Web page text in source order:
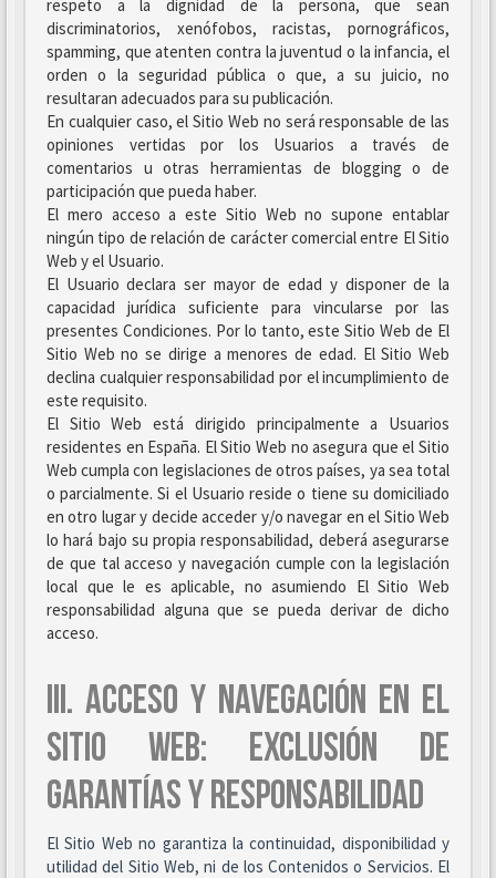
respeto a la dignidad de la persona, que sean
discriminatorios, xenófobos, racistas, pornográficos,
spamming, que atenten contra la juventud o la infancia, el
orden o la seguridad pública o que, a su juicio, no
resultaran adecuados para su publicación.
En cualquier caso, el Sitio Web no será responsable de las
opiniones vertidas por los Usuarios a través de
comentarios u otras herramientas de blogging o de
participación que pueda haber.
El mero acceso a este Sitio Web no supone entablar
ningún tipo de relación de carácter comercial entre El Sitio
Web y el Usuario.
El Usuario declara ser mayor de edad y disponer de la
capacidad jurídica suficiente para vincularse por las
presentes Condiciones. Por lo tanto, este Sitio Web de El
Sitio Web no se dirige a menores de edad. El Sitio Web
declina cualquier responsabilidad por el incumplimiento de
este requisito.
El Sitio Web está dirigido principalmente a Usuarios
residentes en España. El Sitio Web no asegura que el Sitio
Web cumpla con legislaciones de otros países, ya sea total
o parcialmente. Si el Usuario reside o tiene su domiciliado
en otro lugar y decide acceder y/o navegar en el Sitio Web
lo hará bajo su propia responsabilidad, deberá asegurarse
de que tal acceso y navegación cumple con la legislación
local que le es aplicable, no asumiendo El Sitio Web
responsabilidad alguna que se pueda derivar de dicho
acceso.
III. ACCESO Y NAVEGACIÓN EN EL
SITIO WEB: EXCLUSIÓN DE
GARANTÍAS Y RESPONSABILIDAD
El Sitio Web no garantiza la continuidad, disponibilidad y
utilidad del Sitio Web, ni de los Contenidos o Servicios. El